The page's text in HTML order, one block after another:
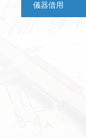
儀器借用